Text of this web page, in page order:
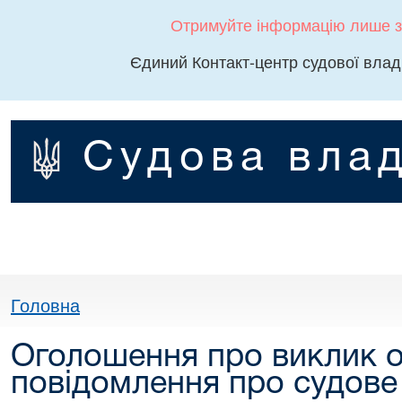
Отримуйте інформацію лише
Єдиний Контакт-центр судової
Судова
Головна
Оголошення про виклик
повідомлення про